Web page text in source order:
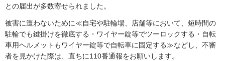
との届出が多数寄せられました。
被害に遭わないために≪自宅や駐輪場、店舗等において、短時間の
駐輪でも鍵掛けを徹底する・ワイヤー錠等でツーロックする・自転
車用ヘルメットもワイヤー錠等で自転車に固定する≫などし、不審
者を見かけた際は、直ちに110番通報をお願いします。